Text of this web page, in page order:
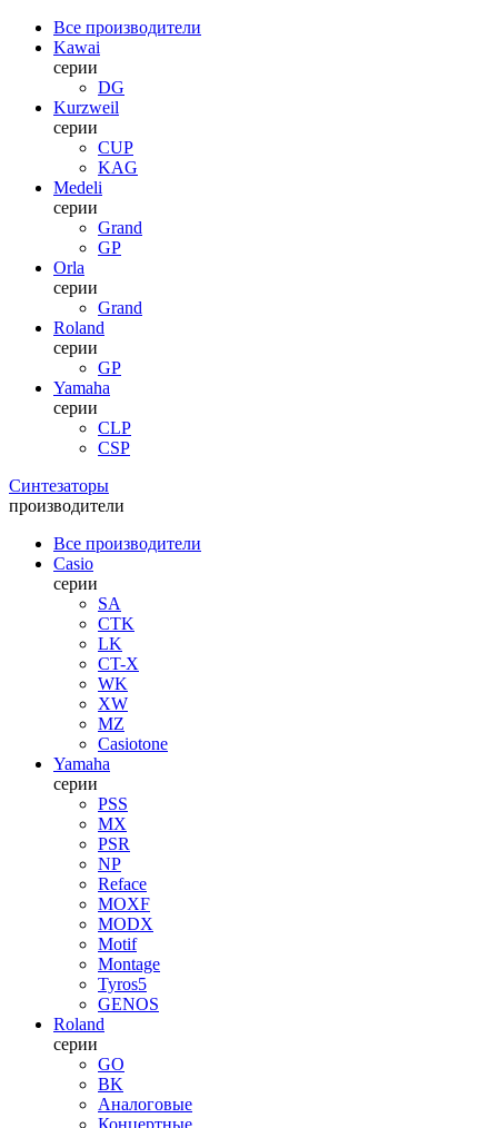
Все производители
Kawai
серии
DG
Kurzweil
серии
CUP
KAG
Medeli
серии
Grand
GP
Orla
серии
Grand
Roland
серии
GP
Yamaha
серии
CLP
CSP
Синтезаторы
производители
Все производители
Casio
серии
SA
CTK
LK
CT-X
WK
XW
MZ
Casiotone
Yamaha
серии
PSS
MX
PSR
NP
Reface
MOXF
MODX
Motif
Montage
Tyros5
GENOS
Roland
серии
GO
BK
Аналоговые
Концертные